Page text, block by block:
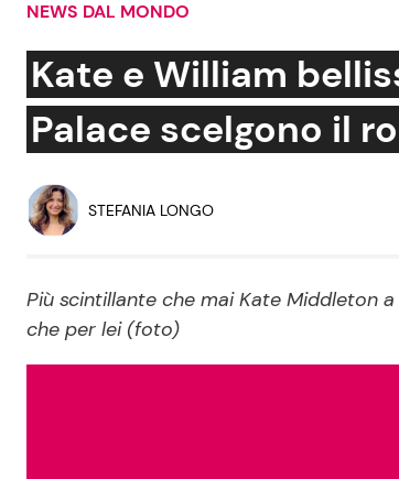
Social News
News dal mondo
Salute
NEWS DAL MONDO
Kate e William
Palace scelgono il
STEFANIA LONGO
Più scintillante che mai Kate Middleton
che per lei (foto)